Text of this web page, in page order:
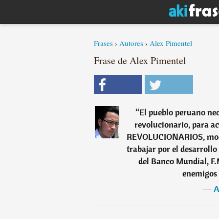
Frases › Autores › Alex Pimentel
Frase de Alex Pimentel
“El pueblo peruano
revolucionario, para
REVOLUCIONARIOS,
trabajar por el desarrollo
del Banco Mundial,
―